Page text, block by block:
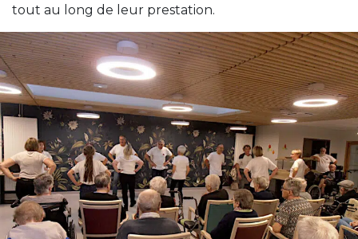
tout au long de leur prestation.